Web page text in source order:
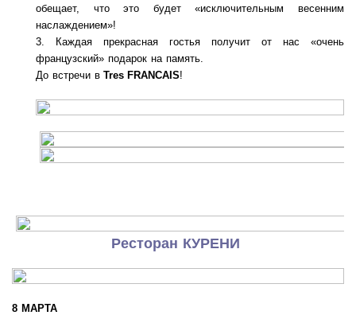
обещает, что это будет «исключительным весенним
наслаждением»!
3. Каждая прекрасная гостья получит от нас «очень
французский» подарок на память.
До встречи в Tres FRANCAIS!
Ресторан КУРЕНИ
8 МАРТА